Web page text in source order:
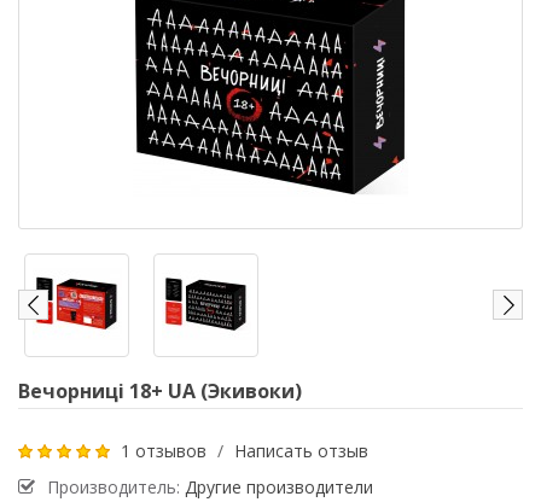
Вечорниці 18+ UA (Экивоки)
1 отзывов / Написать отзыв
Производитель: Другие производители